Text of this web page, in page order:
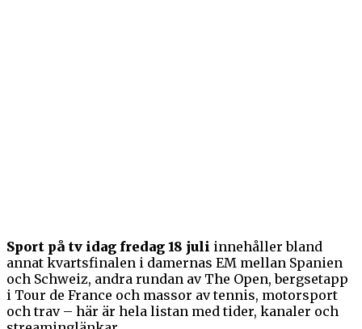
Sport på tv idag fredag 18 juli innehåller bland
annat kvartsfinalen i damernas EM mellan Spanien
och Schweiz, andra rundan av The Open, bergsetapp
i Tour de France och massor av tennis, motorsport
och trav – här är hela listan med tider, kanaler och